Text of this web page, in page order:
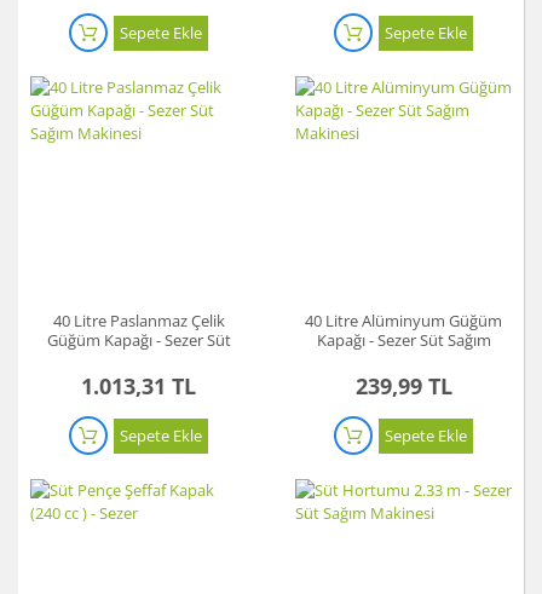
Sepete Ekle Sepete Ekle
40 Litre Paslanmaz Çelik
Güğüm Kapağı - Sezer Süt
1.013,31 TL
Sepete Ekle
40 Litre Alüminyum Güğüm
Kapağı - Sezer Süt Sağım
239,99 TL
Sepete Ekle